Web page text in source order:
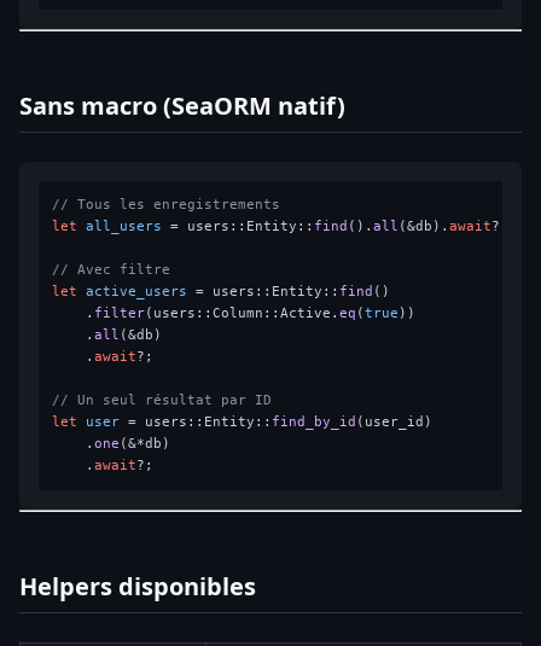
Sans macro (SeaORM natif)
// Tous les enregistrements
let
all_users = users::Entity:: find ().all (&db).await?;
// Avec filtre
let
active_users = users::Entity:: find ()
    .
filter(users::Column::Active.eq (true ))
    .
all (&db)
    .
await?;
// Un seul résultat par ID
let
user = users::Entity:: find_by_id (user_id)
    .
one (&*db)
    .
await
Helpers disponibles